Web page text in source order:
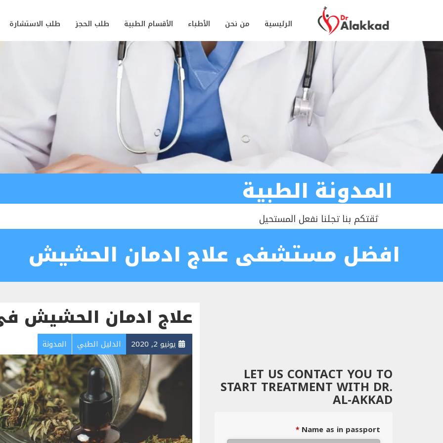
الرئيسية من نحن الأطباء الأقسام الطبية طلب الحجز طلب الاستشارة
المدونة الطبية
ثقتكم بنا تجلنا نفعل المستحيل
افضل مستشفى علاج ادمان الحشيش
علاج ادمان الحشيش
يونيو 2, 2020 الدليل الطبي المدونة
LET US CONTACT YOU TO
START TREATMENT WITH DR.
AL-AKKAD
Name as in passport
*